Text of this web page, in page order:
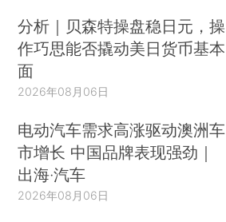
分析｜贝森特操盘稳日元，操
作巧思能否撬动美日货币基本
面
2026年08月06日
电动汽车需求高涨驱动澳洲车
市增长 中国品牌表现强劲｜
出海·汽车
2026年08月06日